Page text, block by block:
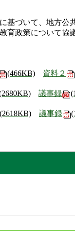
づいて、地方
育政策について協
(466KB) 資料２
議事録
(2618KB) 議事録